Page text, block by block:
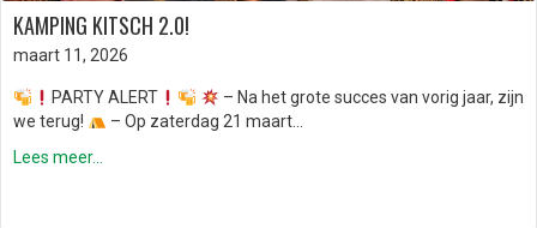
KAMPING KITSCH 2.0!
maart 11, 2026
PARTY ALERT
– Na het grote succes van vorig jaar, zijn
we terug!
– Op zaterdag 21 maart…
Lees meer...